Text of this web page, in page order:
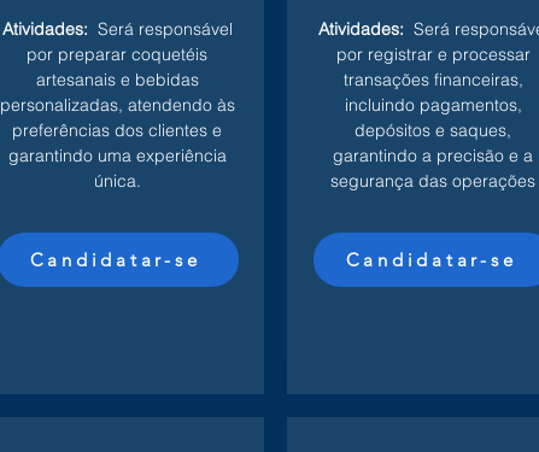
Atividades: Será responsável
por preparar coquetéis
artesanais e bebidas
personalizadas, atendendo às
preferências dos clientes e
garantindo uma experiência
única.
Candidatar-se
Atividades: Será
por registrar e processar
transações financeiras,
incluindo pagamentos,
depósitos e saques,
garantindo a precisão e a
segurança das operações
Candidatar-se